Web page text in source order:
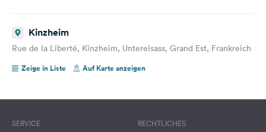
Kinzheim
Rue de la Liberté, Kinzheim, Unterelsass, Grand Est, Frankreich
Zeige in Liste
Auf Karte anzeigen
SERVICE RECHTLICHES